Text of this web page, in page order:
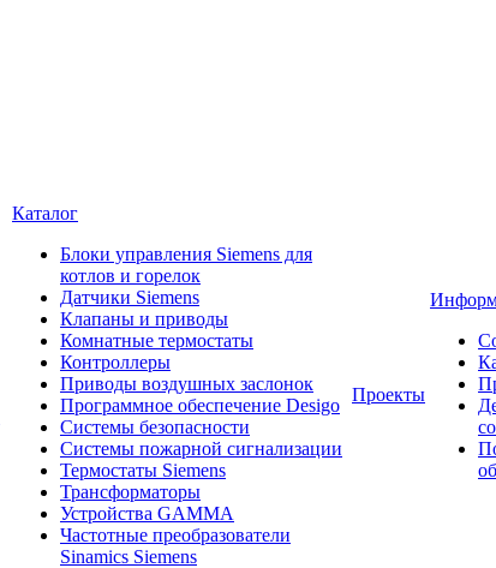
Каталог
Блоки управления Siemens для
котлов и горелок
Датчики Siemens
Клапаны и приводы
Комнатные термостаты
Контроллеры
Приводы воздушных заслонок
Программное обеспечение Desigo
Системы безопасности
Системы пожарной сигнализации
Термостаты Siemens
Трансформаторы
Устройства GAMMA
Частотные преобразователи
Sinamics Siemens
Проекты